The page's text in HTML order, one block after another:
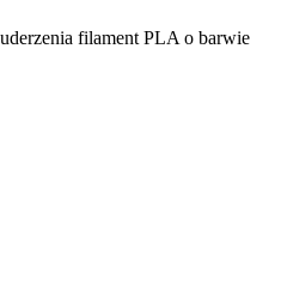
filament PLA o barwie